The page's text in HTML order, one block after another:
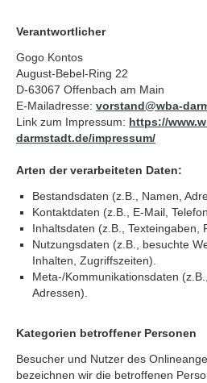
Verantwortlicher
Gogo Kontos
August-Bebel-Ring 22
D-63067 Offenbach am Main
E-Mailadresse: vorstand@wba-
Link zum Impressum: https://
darmstadt.de/impressum/
Arten der verarbeiteten Daten:
Bestandsdaten (z.B., Namen,
Kontaktdaten (z.B., E-Mail,
Inhaltsdaten (z.B., Texteingaben,
Nutzungsdaten (z.B., besuchte
Inhalten, Zugriffszeiten).
Meta-/Kommunikationsdaten
Adressen).
Kategorien betroffener Personen
Besucher und Nutzer des
bezeichnen wir die betroffenen